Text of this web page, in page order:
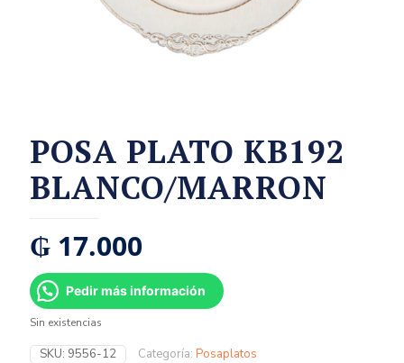
POSA PLATO KB192
BLANCO/MARRON
₲ 17.000
Pedir más información
Sin existencias
SKU: 9556-12 Categoría: Posaplatos